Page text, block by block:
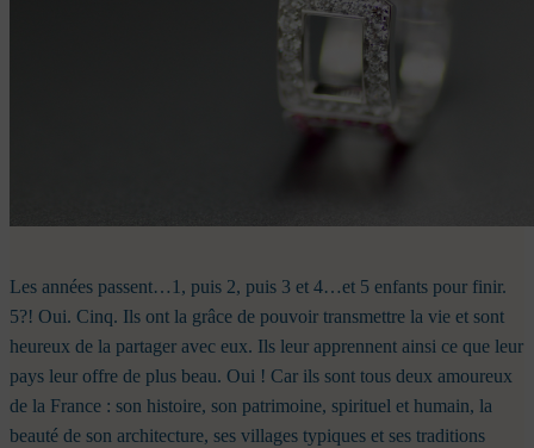
Les années passent…1, puis 2, puis 3 et 4…et 5 enfants pour finir.
5?! Oui. Cinq. Ils ont la grâce de pouvoir transmettre la vie et sont
heureux de la partager avec eux. Ils leur apprennent ainsi ce que leur
pays leur offre de plus beau. Oui ! Car ils sont tous deux amoureux
de la France : son histoire, son patrimoine, spirituel et humain, la
beauté de son architecture, ses villages typiques et ses traditions